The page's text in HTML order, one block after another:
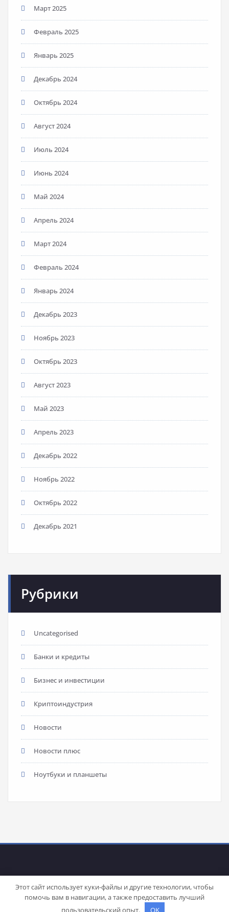
Март 2025
Февраль 2025
Январь 2025
Декабрь 2024
Октябрь 2024
Август 2024
Июль 2024
Июнь 2024
Май 2024
Апрель 2024
Март 2024
Февраль 2024
Январь 2024
Декабрь 2023
Ноябрь 2023
Октябрь 2023
Август 2023
Май 2023
Апрель 2023
Декабрь 2022
Ноябрь 2022
Октябрь 2022
Декабрь 2021
Рубрики
Uncategorised
Банки и кредиты
Бизнес и инвестиции
Криптоиндустрия
Новости
Новости плюс
Ноутбуки и планшеты
WordPress | Theme: Stacyby SpiceThemes
Этот сайт использует куки-файлы и другие технологии, чтобы
помочь вам в навигации, а также предоставить лучший
пользовательский опыт.
OK